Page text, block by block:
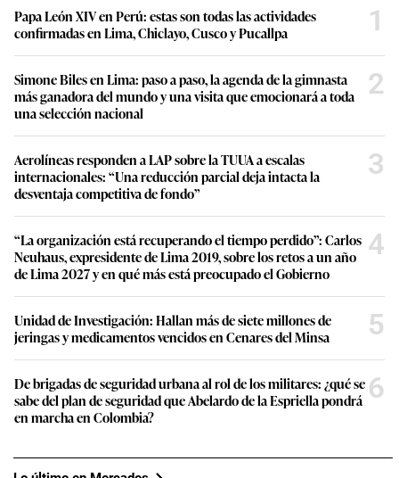
,
5
9
c
o
n
d
s
Papa León XIV en Perú: estas son todas las actividades
confirmadas en Lima, Chiclayo, Cusco y Pucallpa
1
Simone Biles en Lima: paso a paso, la agenda de la gimnasta
más ganadora del mundo y una visita que emocionará a toda
una selección nacional
2
Aerolíneas responden a LAP sobre la TUUA a escalas
internacionales: “Una reducción parcial deja intacta la
desventaja competitiva de fondo”
3
“La organización está recuperando el tiempo perdido”: Carlos
Neuhaus, expresidente de Lima 2019, sobre los retos a un año
de Lima 2027 y en qué más está preocupado el Gobierno
4
Unidad de Investigación: Hallan más de siete millones de
jeringas y medicamentos vencidos en Cenares del Minsa
5
De brigadas de seguridad urbana al rol de los militares: ¿qué se
sabe del plan de seguridad que Abelardo de la Espriella pondrá
en marcha en Colombia?
6